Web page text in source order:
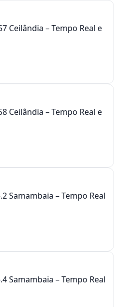
Ceilândia – Tempo Real e
Ceilândia – Tempo Real e
Samambaia – Tempo Real
Samambaia – Tempo Real